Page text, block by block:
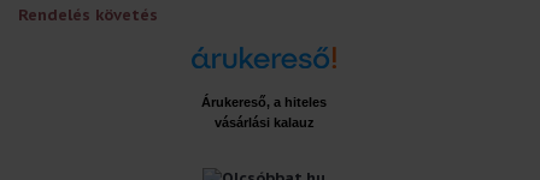
Rendelés követés
Árukereső, a hiteles
vásárlási kalauz